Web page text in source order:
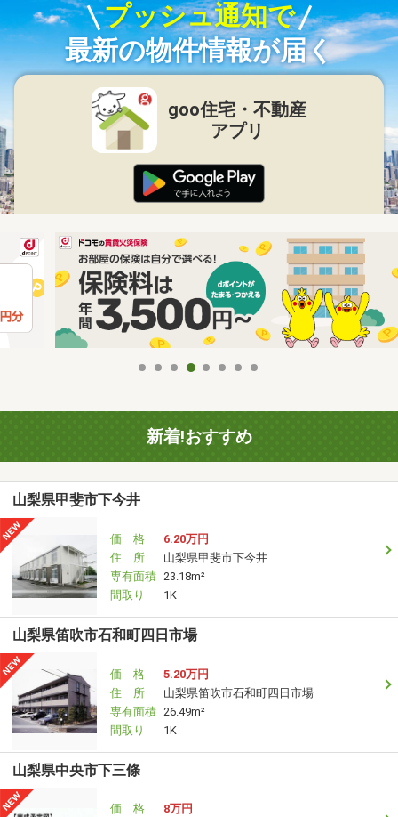
プッシュ通知で
最新の物件情報が届く
goo住宅・不動産
アプリ
新着!おすすめ
山梨県甲斐市下今井
価 格
6.20万円
住 所
山梨県甲斐市下今井
専有面積 23.18m²
間取り
1K
山梨県笛吹市石和町四日市場
価 格
5.20万円
住 所
山梨県笛吹市石和町四日市場
専有面積 26.49m²
間取り
1K
山梨県中央市下三條
価 格
8万円